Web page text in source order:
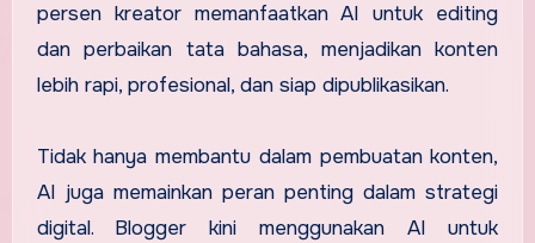
persen kreator memanfaatkan AI untuk editing
dan perbaikan tata bahasa, menjadikan konten
lebih rapi, profesional, dan siap dipublikasikan.
Tidak hanya membantu dalam pembuatan konten,
AI juga memainkan peran penting dalam strategi
digital. Blogger kini menggunakan AI untuk